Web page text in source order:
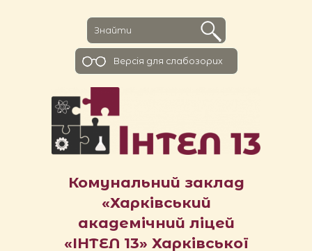
Комунальний заклад
«Харківський
академічний ліцей
«ІНТЕЛ 13» Харківської
Версiя для слабозорих